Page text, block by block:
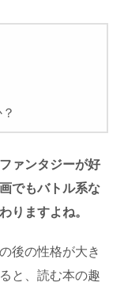
ァンタジーが好
でもバトル系な
りますよね。
後の性格が大き
と、読む本の趣